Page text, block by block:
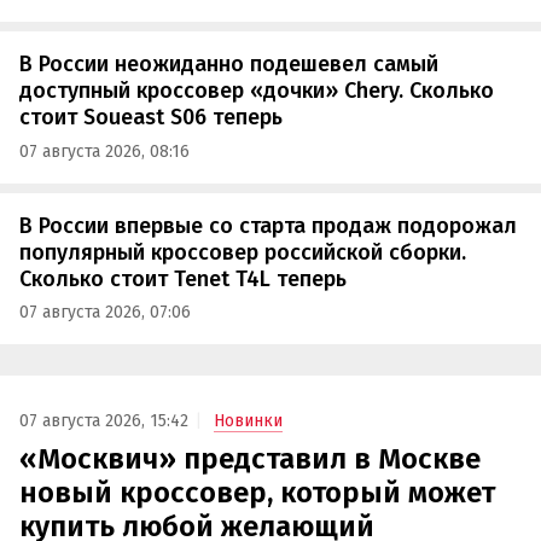
В России неожиданно подешевел самый
доступный кроссовер «дочки» Chery. Сколько
стоит Soueast S06 теперь
07 августа 2026, 08:16
В России впервые со старта продаж подорожал
популярный кроссовер российской сборки.
Сколько стоит Tenet T4L теперь
07 августа 2026, 07:06
07 августа 2026, 15:42 Новинки
«Москвич» представил в Москве
новый кроссовер, который может
купить любой желающий